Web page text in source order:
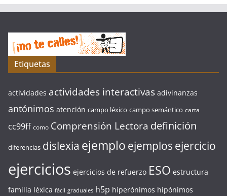
Etiquetas
actividades actividades interactivas adivinanzas
antónimos atención campo léxico campo semántico carta
cc99ff como Comprensión Lectora definición
diferencias dislexia ejemplo ejemplos ejercicio
ejercicios ejercicios de refuerzo ESO estructura
familia léxica fácil graduales h5p hiperónimos hipónimos